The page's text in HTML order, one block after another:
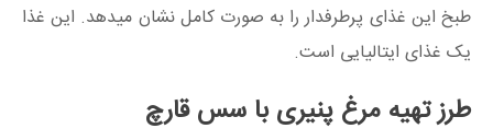
طبخ این غذای پرطرفدار را به صورت کامل نشان میدهد. این غذا
یک غذای ایتالیایی است.
طرز تهیه مرغ پنیری با سس قارچ